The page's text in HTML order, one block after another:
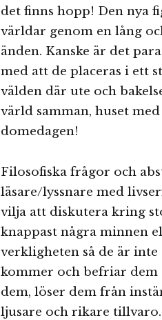
det finns hopp! Den nya
världar genom en lång
änden. Kanske är det
med att de placeras i ett
välden där ute och
värld samman, huset
domedagen!
Filosofiska frågor och
läsare/lyssnare med
vilja att diskutera kring
knappast några minnen
verkligheten så de är
kommer och befriar dem
dem, löser dem från
ljusare och rikare